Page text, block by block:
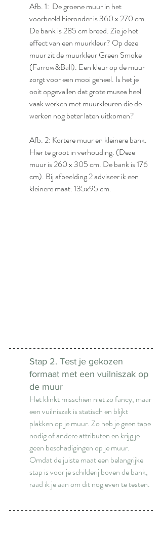
Afb. 1:  De groene muur in het
voorbeeld hieronder is 360 x 270 cm.
De bank is 285 cm breed. Zie je het
effect van een muurkleur? Op deze
muur zit de muurkleur Green Smoke
(Farrow&Ball). Een kleur op de muur
zorgt voor een mooi geheel. Is het je
ooit opgevallen dat grote musea heel
vaak werken met muurkleuren die de
werken nog beter laten uitkomen?
Afb. 2: Kortere muur en kleinere bank.
Hier te groot in verhouding. (Deze
muur is 260 x 305 cm. De bank is 176
cm). Bij afbeelding 2 adviseer ik een
kleinere maat: 135x95 cm.
Stap 2. Test je gekozen
formaat met een vuilniszak op
de muur
Het klinkt misschien niet zo fancy, maar
een vuilniszak is statisch en blijkt
plakken op je muur. Zo heb je geen tape
nodig of andere attributen en krijg je
geen beschadigingen op je muur.
Omdat de juiste maat een belangrijke
stap is voor je schilderij boven de bank,
raad ik je aan om dit nog even te testen.